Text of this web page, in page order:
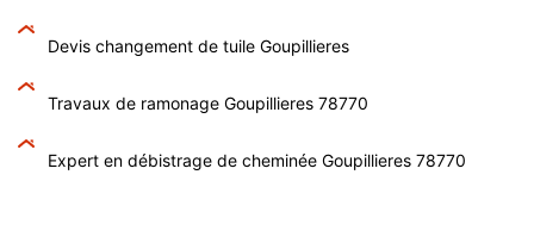
Devis changement de tuile Goupillieres
Travaux de ramonage Goupillieres 78770
Expert en débistrage de cheminée Goupillieres 78770